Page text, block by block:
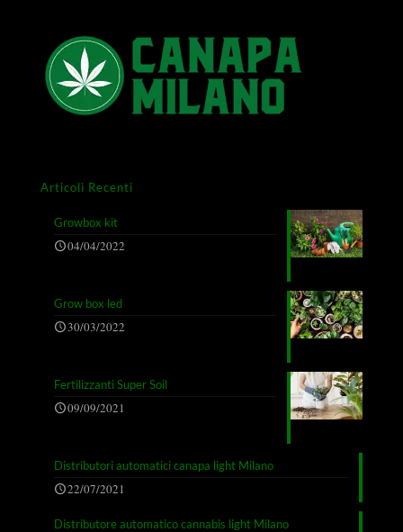
Articoli Recenti
Growbox kit
04/04/2022
Grow box led
30/03/2022
Fertilizzanti Super Soil
09/09/2021
Distributori automatici canapa light Milano
22/07/2021
Distributore automatico cannabis light Milano